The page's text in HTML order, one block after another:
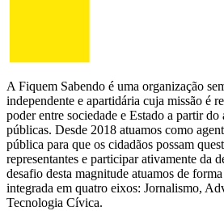
A Fiquem Sabendo é uma organização
independente e apartidária cuja missão é
poder entre sociedade e Estado a partir do
públicas. Desde 2018 atuamos como
pública para que os cidadãos possam
representantes e participar ativamente da
desafio desta magnitude atuamos de
integrada em quatro eixos: Jornalismo,
Tecnologia Cívica.